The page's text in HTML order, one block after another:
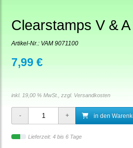
Clearstamps V &
Artikel-Nr.: VAM 9071100
7,99 €
inkl. 19,00 % MwSt., zzgl. Versandkosten
in den
Lieferzeit: 4 bis 6 Tage